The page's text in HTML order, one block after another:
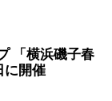
「横浜磯子春
に開催